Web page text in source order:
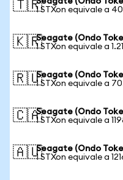
🇹🇷1 STXon equivale a
🇰🇷Seagate (Ondo
1 STXon equivale a
🇷🇺Seagate (Ondo
1 STXon equivale a
🇨🇦Seagate (Ondo
1 STXon equivale a
🇦🇺Seagate (Ondo
1 STXon equivale a